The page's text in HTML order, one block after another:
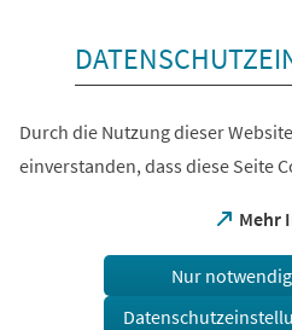
Durch die Nutzung dieser
einverstanden, dass diese Seite
Mehr
(Öffnet
einem
Tab)
Nur